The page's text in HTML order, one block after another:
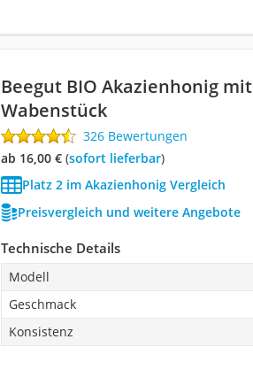
Beegut BIO Akazienhonig mit
Wabenstück
326 Bewertungen
ab 16,00 €( Sofort lieferbar)
Platz 2 im Akazienhonig Vergleich
Preisvergleich und weitere Angebote
Technische Details
Modell
Geschmack
Konsistenz